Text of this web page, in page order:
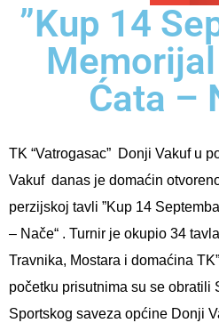
”Kup 14
Ćata –
TK “Vatrogasac” Donji Vakuf u
Vakuf danas je domaćin
perzijskoj tavli ”Kup 14
– Nače“ . Turnir je okupio 34
Travnika, Mostara i domaćina
početku prisutnima su se obratili
Sportskog saveza općine Donji